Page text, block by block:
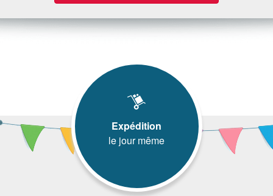
Expédition
le jour même